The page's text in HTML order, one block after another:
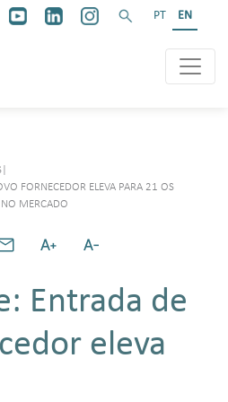
PT EN
FORNECEDOR ELEVA PARA 21 OS
MERCADO
Entrada de
eleva